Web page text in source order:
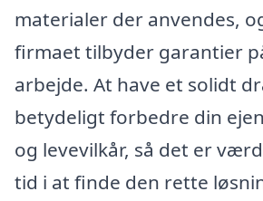
materialer der anvendes,
firmaet tilbyder garantier
arbejde. At have et solidt
betydeligt forbedre din
og levevilkår, så det er
tid i at finde den rette